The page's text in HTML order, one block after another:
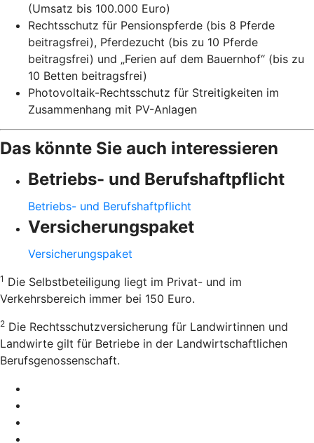
(Umsatz bis 100.000 Euro)
Rechtsschutz für Pensionspferde (bis 8 Pferde
beitragsfrei), Pferdezucht (bis zu 10 Pferde
beitragsfrei) und „Ferien auf dem Bauernhof“ (bis zu
10 Betten beitragsfrei)
Photovoltaik-Rechtsschutz für Streitigkeiten im
Zusammenhang mit PV-Anlagen
Das könnte Sie auch interessieren
Betriebs- und Berufshaftpflicht
Betriebs- und Berufshaftpflicht
Versicherungspaket
Versicherungspaket
1 Die Selbstbeteiligung liegt im Privat- und im
Verkehrsbereich immer bei 150 Euro.
2 Die Rechtsschutzversicherung für Landwirtinnen und
Landwirte gilt für Betriebe in der Landwirtschaftlichen
Berufsgenossenschaft.